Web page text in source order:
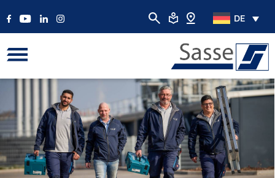
DE